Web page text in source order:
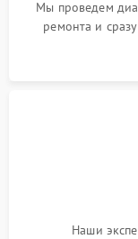
Мы проведем
ремонта и
Наши